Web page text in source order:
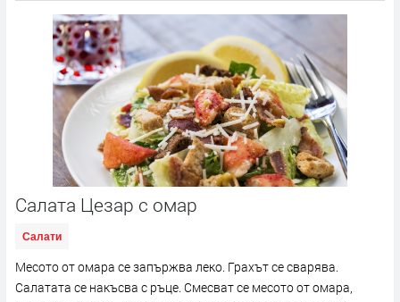
Салата Цезар с омар
Салати
Месото от омара се запържва леко. Грахът се сварява.
Салатата се накъсва с ръце. Смесват се месото от омара,